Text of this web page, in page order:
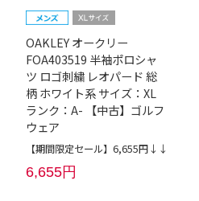
OAKLEY オークリー
FOA403519 半袖ポロシャ
ツ ロゴ刺繍 レオパード 総
柄 ホワイト系 サイズ：XL
ランク：A- 【中古】ゴルフ
ウェア
【期間限定セール】6,655円↓↓
6,655円